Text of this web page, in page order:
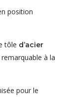
position
tôle d’acier
à la
pour le